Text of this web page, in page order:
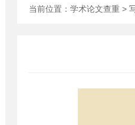
当前位置： 学术论文查重 >